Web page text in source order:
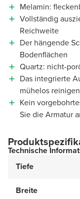
Melamin:
Vollständig
Reichweite
Der hängende
Bodenflächen
Quartz: nicht-
Das integrierte
mühelos reinigen
Kein
Sie die Armatur
Technische
Tiefe
Breite